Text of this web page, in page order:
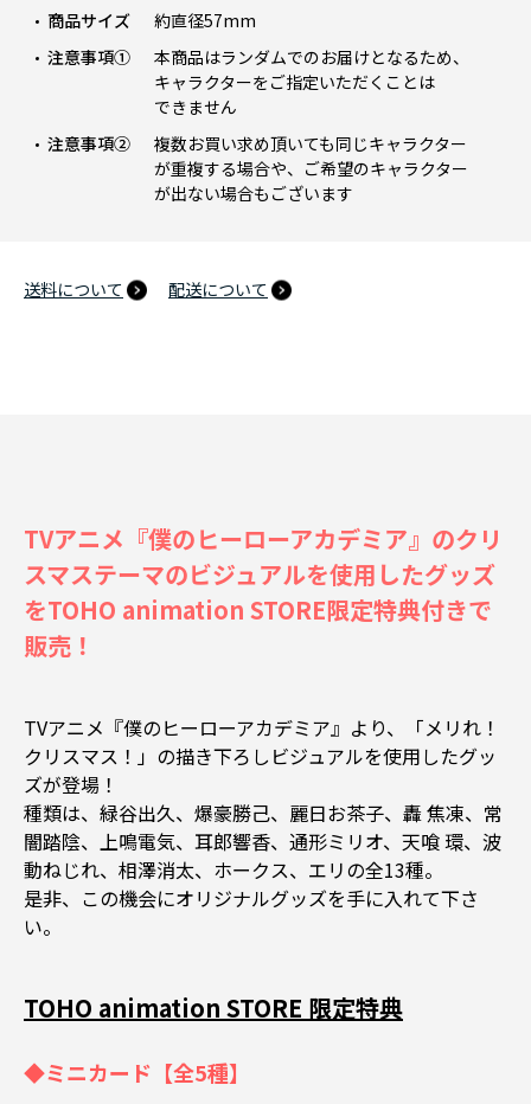
商品サイズ
約直径57mm
注意事項①
本商品はランダムでのお届けとなるため、
キャラクターをご指定いただくことは
できません
注意事項②
複数お買い求め頂いても同じキャラクター
が重複する場合や、ご希望のキャラクター
が出ない場合もございます
送料について 配送について
TVアニメ『僕のヒーローアカデミア』のクリ
スマステーマのビジュアルを使用したグッズ
をTOHO animation STORE限定特典付きで
販売！
TVアニメ『僕のヒーローアカデミア』より、「メリれ！
クリスマス！」の描き下ろしビジュアルを使用したグッ
ズが登場！
種類は、緑谷出久、爆豪勝己、麗日お茶子、轟 焦凍、常
闇踏陰、上鳴電気、耳郎響香、通形ミリオ、天喰 環、波
動ねじれ、相澤消太、ホークス、エリの全13種。
是非、この機会にオリジナルグッズを手に入れて下さ
い。
TOHO animation STORE 限定特典
◆ミニカード【全5種】